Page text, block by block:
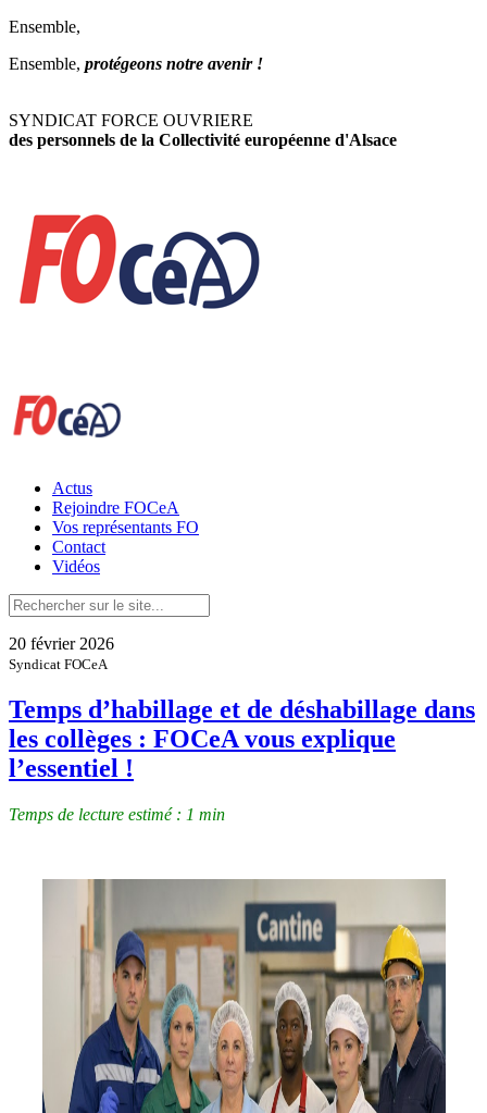
Ensemble,
Ensemble, protégeons notre avenir !
SYNDICAT FORCE OUVRIERE
des personnels de la Collectivité européenne d'Alsace
Actus
Rejoindre FOCeA
Vos représentants FO
Contact
Vidéos
20 février 2026
Syndicat FOCeA
Temps d’habillage et de déshabillage dans
les collèges : FOCeA vous explique
l’essentiel !
Temps de lecture estimé : 1 min